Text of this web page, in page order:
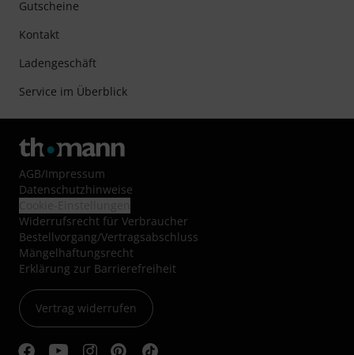
Gutscheine
Kontakt
Ladengeschäft
Service im Überblick
AGB/Impressum
Datenschutzhinweise
Widerrufsrecht für Verbraucher
Bestellvorgang/Vertragsabschluss
Mängelhaftungsrecht
Erklärung zur Barrierefreiheit
Vertrag widerrufen